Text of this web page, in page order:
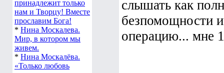
принадлежит только
нам и Творцу! Вместе
прославим Бога!
* Нина Москалева.
Мир, в котором мы
живем.
* Нина Москалёва.
«Только любовь
слышать как
безпомощности
операцию... мне